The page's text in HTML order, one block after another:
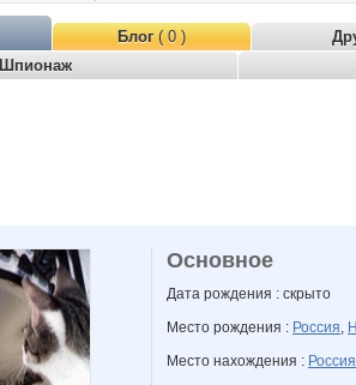
Блог( 0 )
Шпионаж
Основное
Дата рождения : скрыто
Место рождения : Россия,
Место нахождения : Россия